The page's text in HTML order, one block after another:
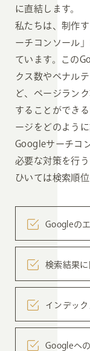
に直結します。
私たちは、制作
ーチコンソール
ています。この
クス数やペナル
ど、ページラン
することができ
ージをどのよう
Googleサーチコ
必要な対策を行
ひいては検索順
Googleの
検索結果に
インデック
Googleへ